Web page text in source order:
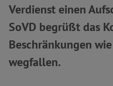
Verdienst einen
SoVD begrüßt das
Beschränkungen
wegfallen.